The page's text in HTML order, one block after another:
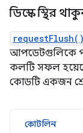
ডিস্কে স্থির
requestFlush()
আপডেটগুলিকে
কলটি সফল হয়েছে
কোডটি একজন
কোটলিন